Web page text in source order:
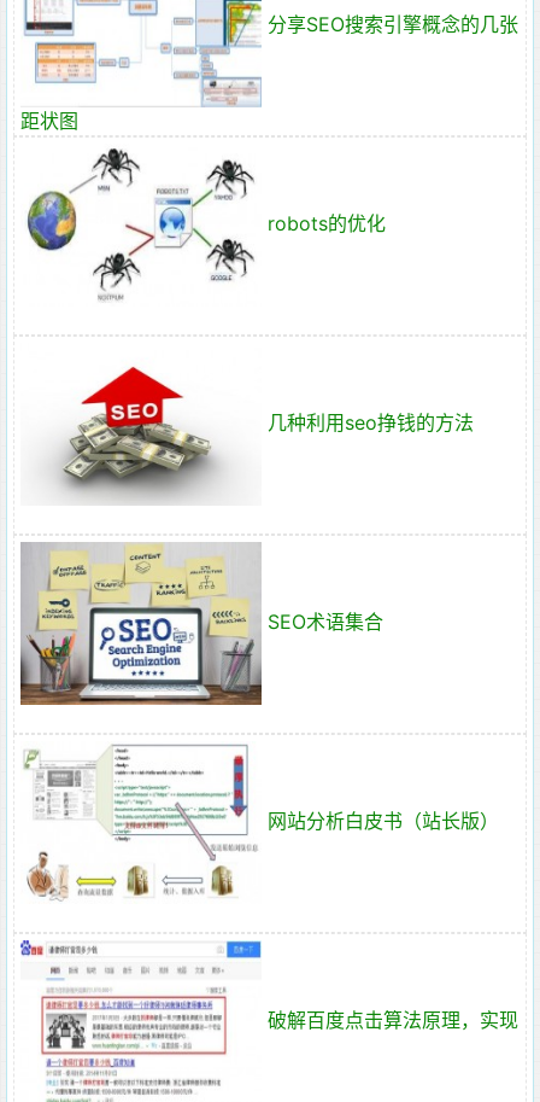
分享SEO搜索引擎概念的几张
距状图
robots的优化
几种利用seo挣钱的方法
SEO术语集合
网站分析白皮书（站长版）
破解百度点击算法原理，实现